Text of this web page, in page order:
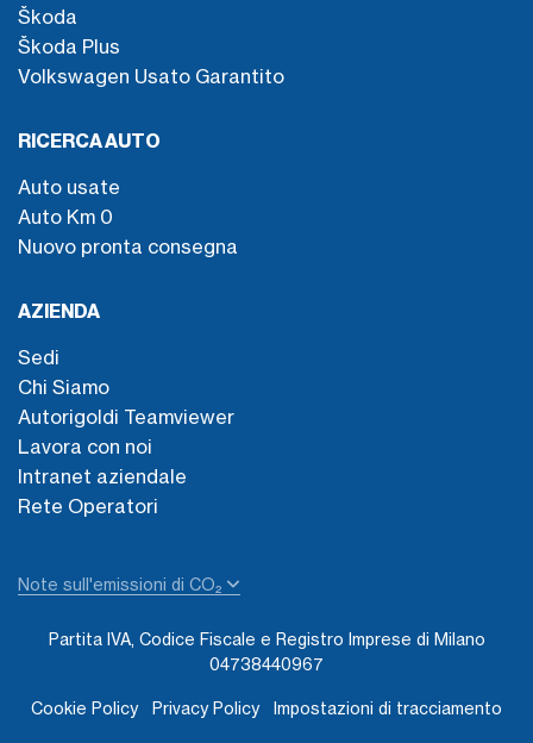
Škoda
Škoda Plus
Volkswagen Usato Garantito
RICERCA AUTO
Auto usate
Auto Km 0
Nuovo pronta consegna
AZIENDA
Sedi
Chi Siamo
Autorigoldi Teamviewer
Lavora con noi
Intranet aziendale
Rete Operatori
Note sull'emissioni di CO₂
Partita IVA, Codice Fiscale e Registro Imprese di Milano
04738440967
Cookie Policy Privacy Policy Impostazioni di tracciamento